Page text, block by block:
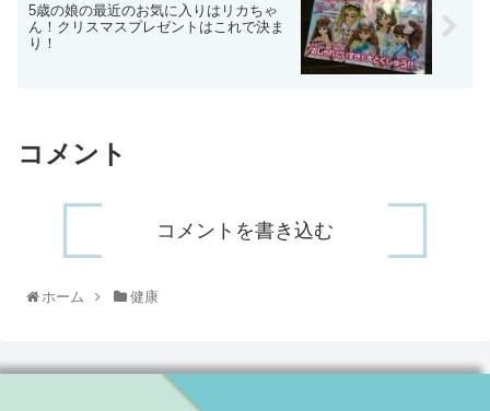
5歳の娘の最近のお気に入りはリカちゃ
ん！クリスマスプレゼントはこれで決ま
り！
コメント
コメントを書き込む
ホーム 健康